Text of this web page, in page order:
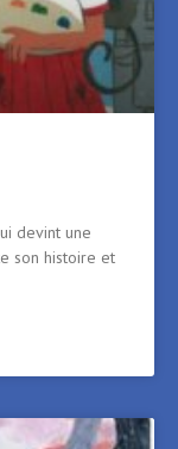
devint une
son histoire et